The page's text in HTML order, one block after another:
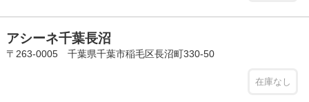
アシーネ千葉長沼
〒263-0005 千葉県千葉市稲毛区長沼町330-50
在庫なし